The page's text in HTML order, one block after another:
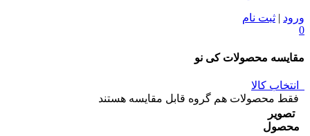
ورود | ثبت نام
0
مقایسه محصولات کی نو
انتخاب کالا
فقط محصولات هم گروه قابل مقایسه هستند
تصویر
محصول